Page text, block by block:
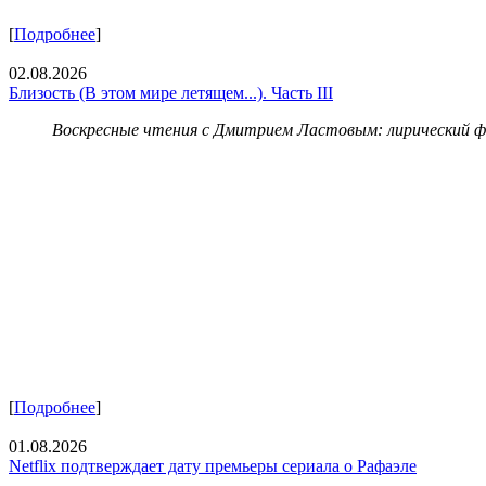
[Подробнее]
02.08.2026
Близость (В этом мире летящем...). Часть III
Воскресные чтения с Дмитрием Ластовым: лирический
[Подробнее]
01.08.2026
Netflix подтверждает дату премьеры сериала о Рафаэле